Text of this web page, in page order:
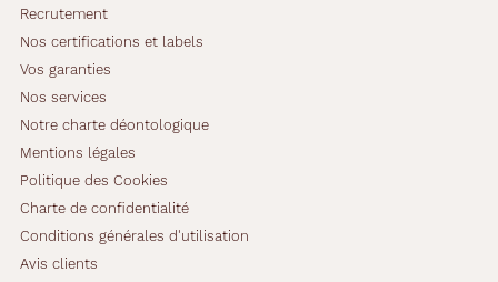
r
a
u
s
s
i
i
e
n
e
Recrutement
Nos certifications et labels
Vos garanties
Nos services
Notre charte déontologique
Mentions légales
Politique des Cookies
Charte de confidentialité
Conditions générales d'utilisation
Avis clients